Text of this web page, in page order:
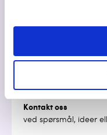
Vi har definert hvilke
vekt på i vårt arbeide.
Kontakt oss
ved spørsmål, ideer